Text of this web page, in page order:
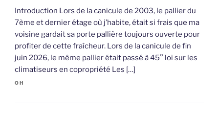
Introduction Lors de la canicule de 2003, le pallier du
7ème et dernier étage où j’habite, était si frais que ma
voisine gardait sa porte pallière toujours ouverte pour
profiter de cette fraîcheur. Lors de la canicule de fin
juin 2026, le même pallier était passé à 45° loi sur les
climatiseurs en copropriété Les […]
OH